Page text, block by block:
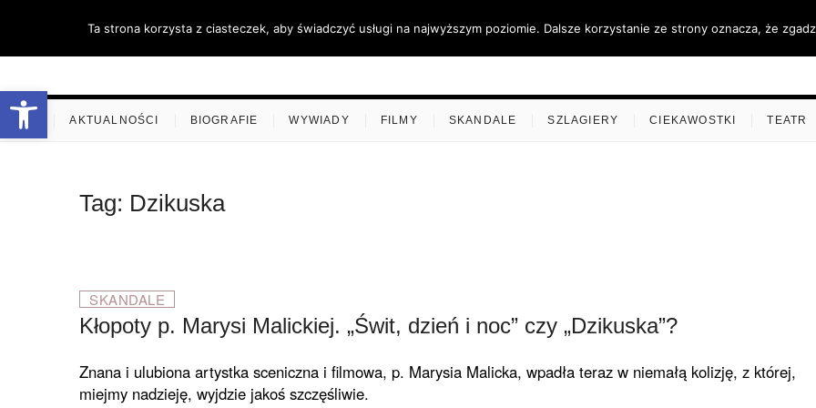
Otwórz pasek narzędzi
content
AKTUALNOŚCI BIOGRAFIE WYWIADY FILMY SKANDALE SZLAGIERY CIEKAWOSTKI TEATR
Tag: Dzikuska
SKANDALE
Kłopoty p. Marysi Malickiej. „Świt, dzień i noc” czy „Dzikuska”?
Znana i ulubiona artystka sceniczna i filmowa, p. Marysia Malicka, wpadła teraz w nie­małą kolizję, z której,
miejmy nadzieję, wyjdzie jakoś szczęśliwie.
Ta strona korzysta z ciasteczek, aby świadczyć usługi na najwyższym poziomie. Dalsze korzystanie ze strony oznacza, że